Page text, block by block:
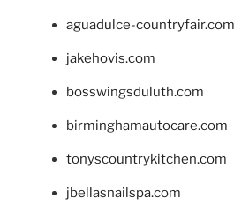
aguadulce-countryfair.com
jakehovis.com
bosswingsduluth.com
birminghamautocare.com
tonyscountrykitchen.com
jbellasnailspa.com